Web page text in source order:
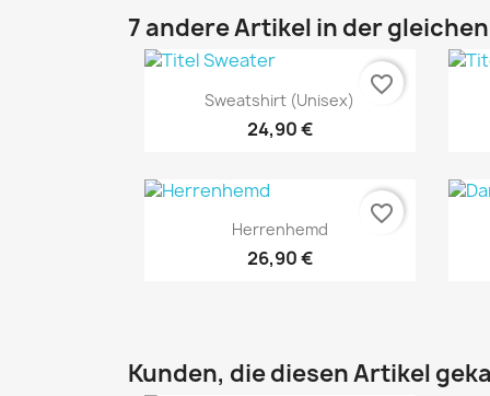
7 andere Artikel in der
Vorschau
Sweatshirt (unisex)
24,90 €
favorite_border
Vorschau
Herrenhemd
26,90 €
favorite_border
Kunden, die diesen Artikel